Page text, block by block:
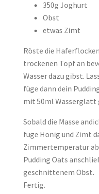
350g Joghurt
Obst
etwas Zimt
Röste die
trockenen Topf an
Wasser dazu gibst.
füge dann dein
mit 50ml Wasserglatt
Sobald die Masse
füge Honig und Zimt
Zimmertemperatur
Pudding Oats
geschnittenem Obst.
Fertig.